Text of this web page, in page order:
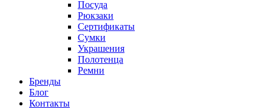
Посуда
Рюкзаки
Сертификаты
Сумки
Украшения
Полотенца
Ремни
Бренды
Блог
Контакты